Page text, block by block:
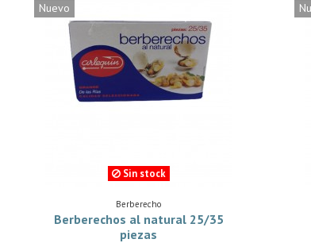
Nuevo
Sin stock
Berberecho
Berberechos al natural 25/35
piezas